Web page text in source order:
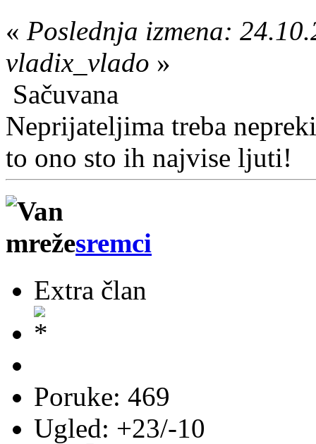
« Poslednja izmena:
vladix_vlado »
Sačuvana
Neprijateljima treba
to ono sto ih najvise ljuti!
sremci
Extra član
Poruke: 469
Ugled: +23/-10